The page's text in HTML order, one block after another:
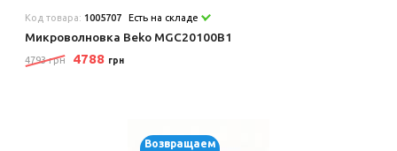
Код товара: 1005707 Есть на складе
Микроволновка Beko MGC20100B1
4793 грн 4788 грн
Возвращаем